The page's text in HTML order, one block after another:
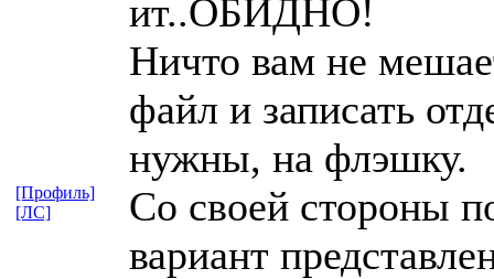
ит..ОБИДНО!
Ничто вам не
файл и записать
нужны, на флэшку.
Со своей стороны
вариант
[Профиль]
[ЛС]